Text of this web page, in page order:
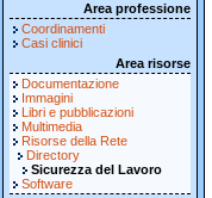
Area professione
Coordinamenti
Casi clinici
Area risorse
Documentazione
Immagini
Libri e pubblicazioni
Multimedia
Risorse della Rete
Directory
Sicurezza del Lavoro
Software